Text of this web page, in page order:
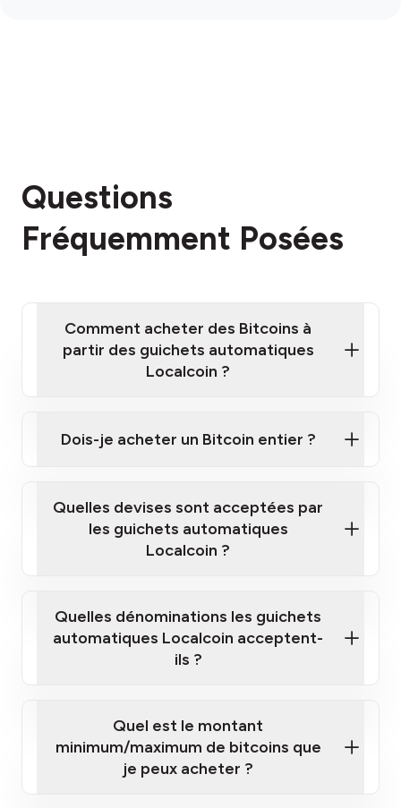
Questions
Fréquemment Posées
Comment acheter des Bitcoins à
partir des guichets automatiques
Localcoin ?
automatiques
guichet automatique Localcoin le plus
Dois-je acheter un Bitcoin entier ?
Quelles devises sont acceptées par
les guichets automatiques
Localcoin ?
Quelles dénominations les guichets
automatiques Localcoin acceptent-
ils ?
Quel est le montant
minimum/maximum de bitcoins que
je peux acheter ?